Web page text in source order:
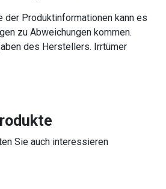
Produktinformationen kann es
zu Abweichungen kommen.
des Herstellers. Irrtümer
Sie auch interessieren